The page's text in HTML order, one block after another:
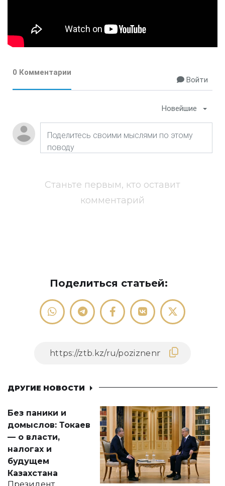
0 Комментарии
Войти
Новейшие
Станьте первым, кто оставит
комментарий
Поделиться статьей:
ДРУГИЕ НОВОСТИ
Без паники и
домыслов: Токаев
— о власти,
налогах и
будущем
Казахстана